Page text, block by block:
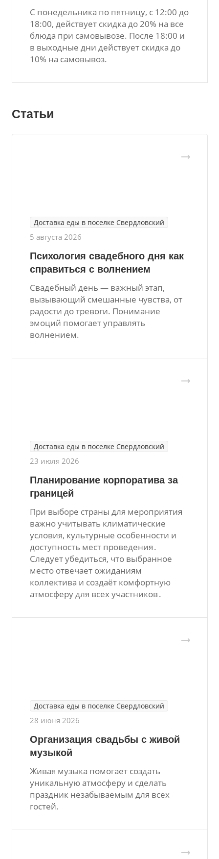
С понедельника по пятницу, с 12:00 до
18:00, действует скидка до 20% на все
блюда при самовывозе. После 18:00 и
в выходные дни действует скидка до
10% на самовывоз.
Статьи
Доставка еды в поселке Свердловский
5 августа 2026
Психология свадебного дня как
справиться с волнением
Свадебный день — важный этап,
вызывающий смешанные чувства, от
радости до тревоги. Понимание
эмоций помогает управлять
волнением.
Доставка еды в поселке Свердловский
23 июля 2026
Планирование корпоратива за
границей
При выборе страны для мероприятия
важно учитывать климатические
условия, культурные особенности и
доступность мест проведения․
Следует убедиться, что выбранное
место отвечает ожиданиям
коллектива и создаёт комфортную
атмосферу для всех участников․
Доставка еды в поселке Свердловский
28 июня 2026
Организация свадьбы с живой
музыкой
Живая музыка помогает создать
уникальную атмосферу и сделать
праздник незабываемым для всех
гостей.